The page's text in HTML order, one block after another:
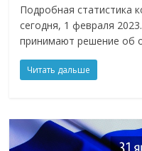
Подробная статистика
сегодня, 1 февраля
принимают решение об
Читать дальше